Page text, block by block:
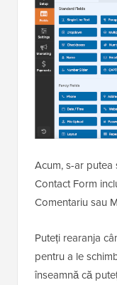
Acum, s-ar
Contact Form
Comentariu sau
Puteți rearanja
pentru a le
înseamnă că